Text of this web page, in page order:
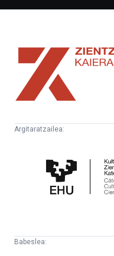
Zientzia
Kaiera
Argitaratzailea:
Zientifikoko
Katedra
Babeslea: